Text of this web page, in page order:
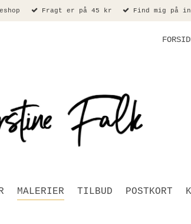
Fragt er på 45 kr Find mig på
MALERIER TILBUD POSTKORT